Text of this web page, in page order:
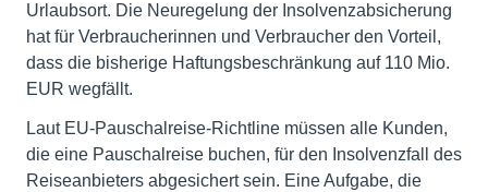
Urlaubsort. Die Neuregelung der Insolvenzabsicherung
hat für Verbraucherinnen und Verbraucher den Vorteil,
dass die bisherige Haftungsbeschränkung auf 110 Mio.
EUR wegfällt.
Laut EU-Pauschalreise-Richtline müssen alle Kunden,
die eine Pauschalreise buchen, für den Insolvenzfall des
Reiseanbieters abgesichert sein. Eine Aufgabe, die